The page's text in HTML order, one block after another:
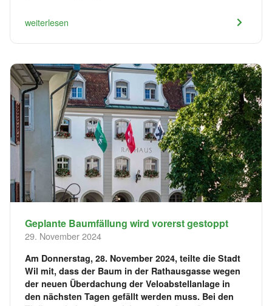
weiterlesen
Geplante Baumfällung wird vorerst gestoppt
29. November 2024
Am Donnerstag, 28. November 2024, teilte die Stadt
Wil mit, dass der Baum in der Rathausgasse wegen
der neuen Überdachung der Veloabstellanlage in
den nächsten Tagen gefällt werden muss. Bei den